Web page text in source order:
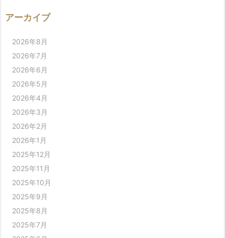
アーカイブ
2026年8月
2026年7月
2026年6月
2026年5月
2026年4月
2026年3月
2026年2月
2026年1月
2025年12月
2025年11月
2025年10月
2025年9月
2025年8月
2025年7月